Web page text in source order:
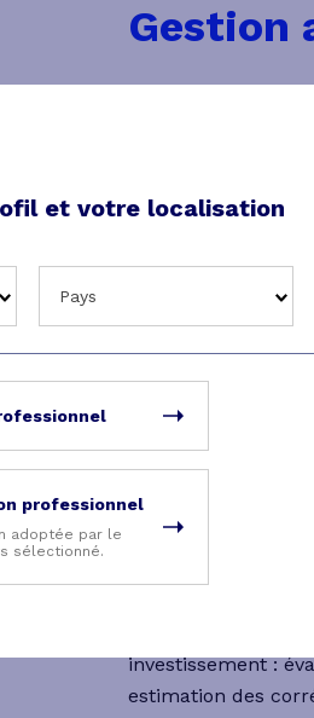
et votre localisation
Pays
professionnel
adoptée par le
sélectionné.
Gestion
IRIS Finance
horizon
compromis
fondamentaux de
Objet d’une
reflètent les
décident de
déclinée dans le
sélection de titres.
rigoureux dont la
est établie par des
Notre premier
et une volatilité
Des outils de
à votre
investissement :
estimation des